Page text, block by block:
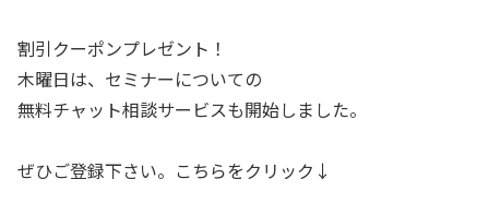
割引クーポンプレゼント！
木曜日は、セミナーについての
無料チャット相談サービスも開始しました。
ぜひご登録下さい。こちらをクリック↓